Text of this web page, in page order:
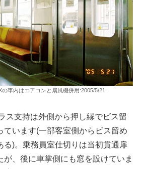
車内はエアコンと扇風機併用:2005/5/21
ス支持は外側から押し縁でビス留
ています(一部客室側からビス留め
る)。乗務員室仕切りは当初貫通扉
が、後に車掌側にも窓を設けていま